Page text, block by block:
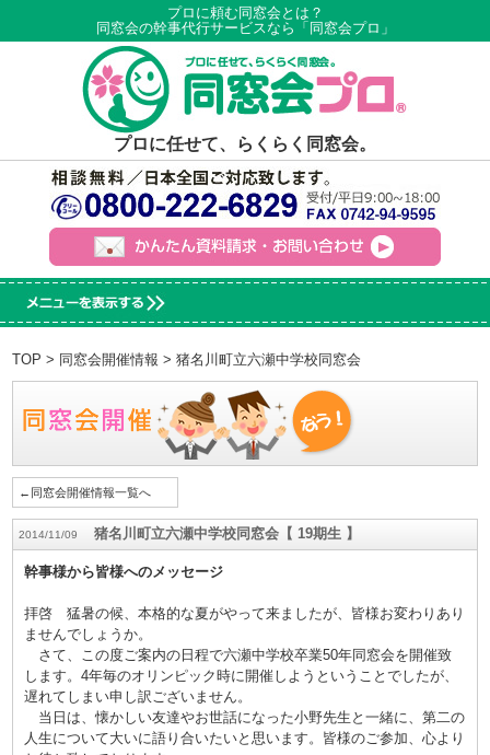
プロに頼む同窓会とは？
同窓会の幹事代行サービスなら「同窓会プロ」
プロに任せて、らくらく同窓会。
TOP > 同窓会開催情報 > 猪名川町立六瀬中学校同窓会
←同窓会開催情報一覧へ
2014/11/09 猪名川町立六瀬中学校同窓会【 19期生 】
幹事様から皆様へのメッセージ
拝啓 猛暑の候、本格的な夏がやって来ましたが、皆様お変わりあり
ませんでしょうか。
さて、この度ご案内の日程で六瀬中学校卒業50年同窓会を開催致
します。4年毎のオリンピック時に開催しようということでしたが、
遅れてしまい申し訳ございません。
当日は、懐かしい友達やお世話になった小野先生と一緒に、第二の
人生について大いに語り合いたいと思います。皆様のご参加、心より